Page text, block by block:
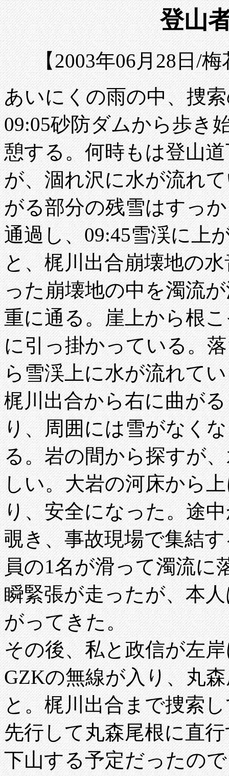
登山
【2003年06月28日/
あいにくの雨の中、捜
09:05砂防ダムから歩き
憩する。何時もは登山
が、涸れ沢に水が流れ
がる部分の残雪はすっ
通過し、09:45雪渓に上
と、梶川出合崩壊地の
った崩壊地の中を濁流
重に通る。崖上から根
に引っ掛かっている。
ら雪渓上に水が流れて
梶川出合から右に曲が
り、周囲には雪がなく
る。岩の間から探すが
しい。大岩の河床から
り、安全になった。途
覗き、事故現場で集結
員の1名が滑って濁流に
瞬緊張が走ったが、本
がってきた。
その後、私と政信が左
GZKの無線が入り、丸
と。梶川出合まで捜索
先行して丸森尾根に直
下山する予定だったの